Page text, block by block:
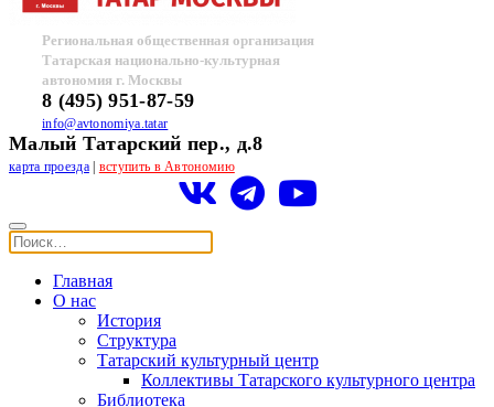
Региональная общественная организация
Татарская национально-культурная
автономия г. Москвы
8 (495) 951-87-59
info@avtonomiya.tatar
Малый Татарский пер., д.8
карта проезда| вступить в Автономию
Главная
О нас
История
Структура
Татарский культурный центр
Коллективы Татарского культурного центра
Библиотека